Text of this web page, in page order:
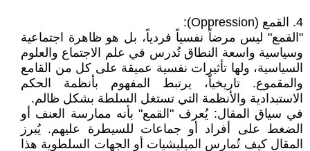
4. القمع (Oppression):
"القمع" ليس مرضاً نفسياً فردياً، بل هو ظاهرة اجتماعية
وسياسية واسعة النطاق تُدرس في علم الاجتماع والعلوم
السياسية، ولها تأثيرات نفسية عميقة على كل من القامع
والمقموع. تاريخياً، يرتبط المفهوم بأنظمة الحكم
الاستبدادية والأنظمة التي تستغل السلطة بشكل ظالم.
في سياق المقال: يُعرف "القمع" بأنه ممارسة العنف أو
الضغط على أفراد أو جماعات للسيطرة عليهم. يُبرز
المقال كيف تُمارس الميليشيات أو الجهات السلطوية هذا